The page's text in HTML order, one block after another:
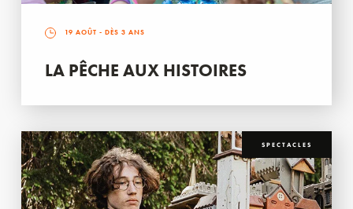
19 AOÛT - DÈS 3 ANS
LA PÊCHE AUX HISTOIRES
SPECTACLES